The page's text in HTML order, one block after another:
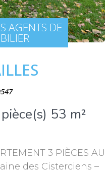
AGENTS DE
53 m²
3 PIÈCES AU
des Cisterciens –